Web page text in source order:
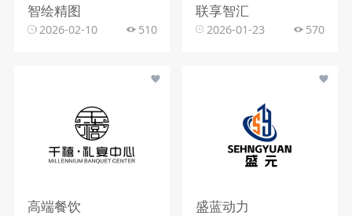
智绘精图
2026-02-10 510
联享智汇
2026-01-23 570
高端餐饮 盛蓝动力